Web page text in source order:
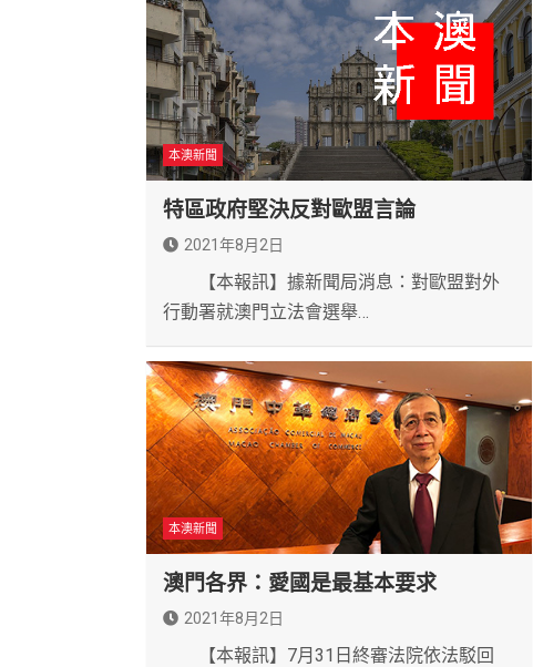
本澳新聞
特區政府堅決反對歐盟言論
2021年8月2日
【本報訊】據新聞局消息：對歐盟對外
行動署就澳門立法會選舉…
本澳新聞
澳門各界：愛國是最基本要求
2021年8月2日
【本報訊】7月31日終審法院依法駁回